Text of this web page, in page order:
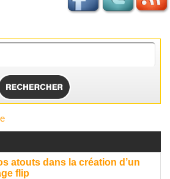
atouts dans la création d’un
flip